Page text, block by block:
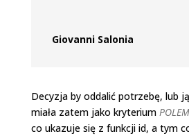
Giovanni Salonia
Decyzja by oddalić potrzebę, lub
miała zatem jako kryterium
co ukazuje się z funkcji id, a tym